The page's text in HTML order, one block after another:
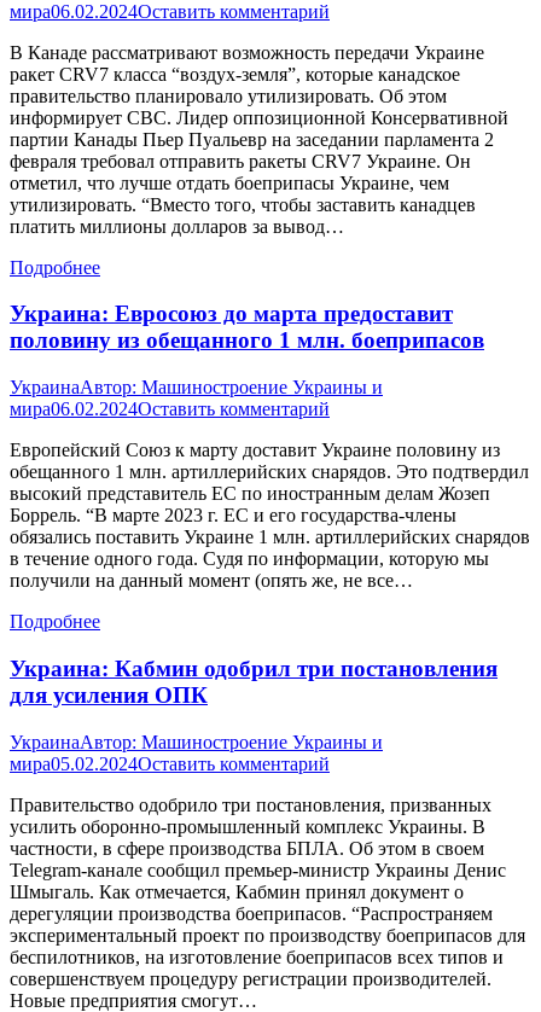
мира06.02.2024Оставить комментарий
В Канаде рассматривают возможность передачи Украине
ракет CRV7 класса “воздух-земля”, которые канадское
правительство планировало утилизировать. Об этом
информирует CBC. Лидер оппозиционной Консервативной
партии Канады Пьер Пуальевр на заседании парламента 2
февраля требовал отправить ракеты CRV7 Украине. Он
отметил, что лучше отдать боеприпасы Украине, чем
утилизировать. “Вместо того, чтобы заставить канадцев
платить миллионы долларов за вывод…
Подробнее
Украина: Евросоюз до марта предоставит
половину из обещанного 1 млн. боеприпасов
УкраинаАвтор: Машиностроение Украины и
мира06.02.2024Оставить комментарий
Европейский Союз к марту доставит Украине половину из
обещанного 1 млн. артиллерийских снарядов. Это подтвердил
высокий представитель ЕС по иностранным делам Жозеп
Боррель. “В марте 2023 г. ЕС и его государства-члены
обязались поставить Украине 1 млн. артиллерийских снарядов
в течение одного года. Судя по информации, которую мы
получили на данный момент (опять же, не все…
Подробнее
Украина: Кабмин одобрил три постановления
для усиления ОПК
УкраинаАвтор: Машиностроение Украины и
мира05.02.2024Оставить комментарий
Правительство одобрило три постановления, призванных
усилить оборонно-промышленный комплекс Украины. В
частности, в сфере производства БПЛА. Об этом в своем
Telegram-канале сообщил премьер-министр Украины Денис
Шмыгаль. Как отмечается, Кабмин принял документ о
дерегуляции производства боеприпасов. “Распространяем
экспериментальный проект по производству боеприпасов для
беспилотников, на изготовление боеприпасов всех типов и
совершенствуем процедуру регистрации производителей.
Новые предприятия смогут…